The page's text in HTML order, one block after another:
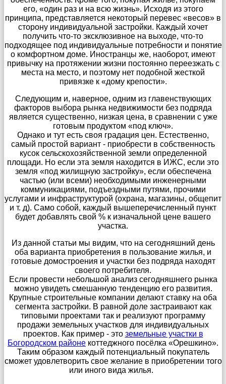
его, «один раз и на всю жизнь». Исходя из этого
принципа, представляется некоторый перевес «весов» в
сторону индивидуальной застройки. Каждый хочет
получить что-то эксклюзивное на выходе, что-то
подходящее под индивидуальные потребности и понятие
о комфортном доме. Иностранцы же, наоборот, имеют
привычку на протяжении жизни постоянно переезжать с
места на место, и поэтому нет подобной жесткой
привязке к «дому крепости».
Следующим и, наверное, одним из главенствующих
факторов выбора рынка недвижимости без подряда
является существенно, низкая цена, в сравнении с уже
готовым продуктом «под ключ».
Однако и тут есть своя градация цен. Естественно,
самый простой вариант - приобрести в собственность
кусок сельскохозяйственной земли определенной
площади. Но если эта земля находится в ИЖС, если это
земля «под жилищную застройку», если обеспечена
частью (или всеми) необходимыми инженерными
коммуникациями, подъездными путями, прочими
услугами и инфраструктурой (охрана, магазины, общепит
и т. д). Само собой, каждый вышеперечисленный пункт
будет добавлять свой % к изначальной цене вашего
участка.
Из данной статьи мы видим, что на сегодняшний день
оба варианта приобретения в пользование жилья, и
готовые домостроения и участки без подряда находят
своего потребителя.
Если провести небольшой анализ сегодняшнего рынка
можно увидеть смешанную тенденцию его развития.
Крупные строительные компании делают ставку на оба
сегмента застройки. В равной доле застраивают как
типовыми проектами так и реализуют программу
продажи земельных участков для индивидуальных
проектов. Как пример - это земельные участки в
Богородском районе коттеджного посёлка «Орешкино».
Таким образом каждый потенциальный покупатель
сможет удовлетворить свое желание в приобретении того
или иного вида жилья.